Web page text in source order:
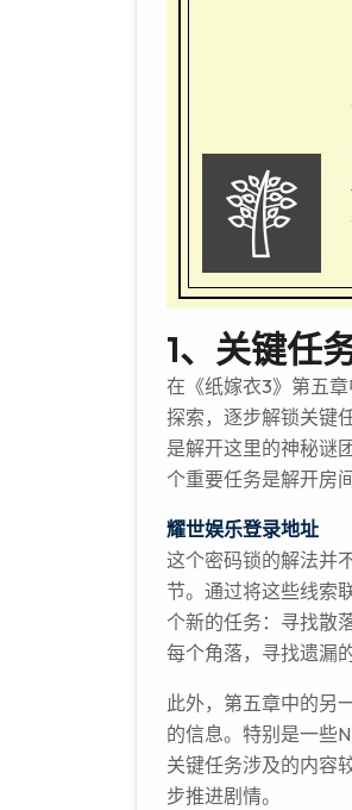
1、关键任
在《纸嫁衣3》第五
探索，逐步解锁关键
是解开这里的神秘谜
个重要任务是解开房
耀世娱乐登录地址
这个密码锁的解法并
节。通过将这些线索
个新的任务：寻找散
每个角落，寻找遗漏
此外，第五章中的另
的信息。特别是一些
关键任务涉及的内容
步推进剧情。